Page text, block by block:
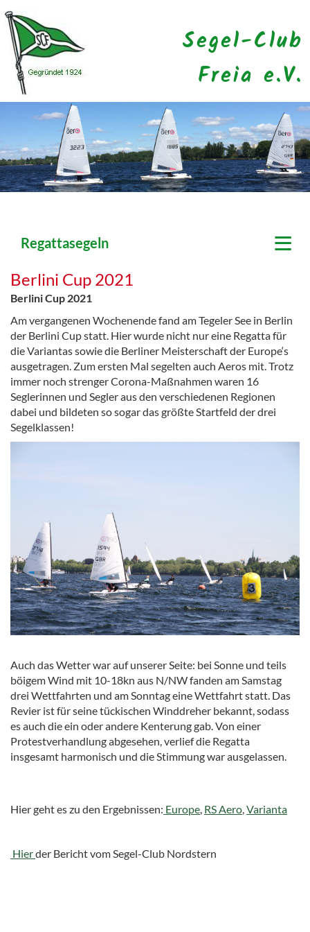
Segel-Club
Freia e.V.
Regattasegeln ≡
Berlini Cup 2021
Berlini Cup 2021
Am vergangenen Wochenende fand am Tegeler See in Berlin
der Berlini Cup statt. Hier wurde nicht nur eine Regatta für
die Variantas sowie die Berliner Meisterschaft der Europe‘s
ausgetragen. Zum ersten Mal segelten auch Aeros mit. Trotz
immer noch strenger Corona-Maßnahmen waren 16
Seglerinnen und Segler aus den verschiedenen Regionen
dabei und bildeten so sogar das größte Startfeld der drei
Segelklassen!
Auch das Wetter war auf unserer Seite: bei Sonne und teils
böigem Wind mit 10-18kn aus N/NW fanden am Samstag
drei Wettfahrten und am Sonntag eine Wettfahrt statt. Das
Revier ist für seine tückischen Winddreher bekannt, sodass
es auch die ein oder andere Kenterung gab. Von einer
Protestverhandlung abgesehen, verlief die Regatta
insgesamt harmonisch und die Stimmung war ausgelassen.
Hier geht es zu den Ergebnissen: Europe RS Aero Varianta
Hierder Bericht vom Segel-Club Nordstern